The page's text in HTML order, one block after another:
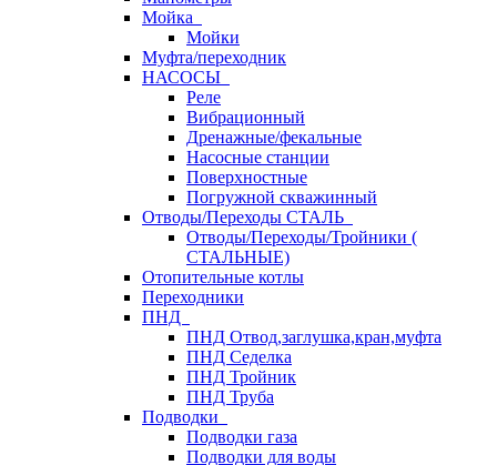
Мойка
Мойки
Муфта/переходник
НАСОСЫ
Реле
Вибрационный
Дренажные/фекальные
Насосные станции
Поверхностные
Погружной скважинный
Отводы/Переходы СТАЛЬ
Отводы/Переходы/Тройники (
СТАЛЬНЫЕ)
Отопительные котлы
Переходники
ПНД
ПНД Отвод,заглушка,кран,муфта
ПНД Седелка
ПНД Тройник
ПНД Труба
Подводки
Подводки газа
Подводки для воды